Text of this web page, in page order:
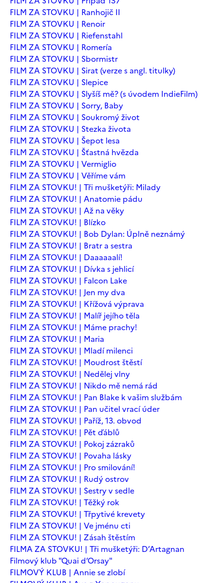
FILM ZA STOVKU | Ranhojič II
FILM ZA STOVKU | Renoir
FILM ZA STOVKU | Riefenstahl
FILM ZA STOVKU | Romería
FILM ZA STOVKU | Sbormistr
FILM ZA STOVKU | Sirat (verze s angl. titulky)
FILM ZA STOVKU | Slepice
FILM ZA STOVKU | Slyšíš mě? (s úvodem IndieFilm)
FILM ZA STOVKU | Sorry, Baby
FILM ZA STOVKU | Soukromý život
FILM ZA STOVKU | Stezka života
FILM ZA STOVKU | Šepot lesa
FILM ZA STOVKU | Šťastná hvězda
FILM ZA STOVKU | Vermiglio
FILM ZA STOVKU | Věříme vám
FILM ZA STOVKU! | Tři mušketýři: Milady
FILM ZA STOVKU! | Anatomie pádu
FILM ZA STOVKU! | Až na věky
FILM ZA STOVKU! | Blízko
FILM ZA STOVKU! | Bob Dylan: Úplně neznámý
FILM ZA STOVKU! | Bratr a sestra
FILM ZA STOVKU! | Daaaaaalí!
FILM ZA STOVKU! | Dívka s jehlicí
FILM ZA STOVKU! | Falcon Lake
FILM ZA STOVKU! | Jen my dva
FILM ZA STOVKU! | Křížová výprava
FILM ZA STOVKU! | Malíř jejího těla
FILM ZA STOVKU! | Máme prachy!
FILM ZA STOVKU! | Maria
FILM ZA STOVKU! | Mladí milenci
FILM ZA STOVKU! | Moudrost štěstí
FILM ZA STOVKU! | Nedělej vlny
FILM ZA STOVKU! | Nikdo mě nemá rád
FILM ZA STOVKU! | Pan Blake k vašim službám
FILM ZA STOVKU! | Pan učitel vrací úder
FILM ZA STOVKU! | Paříž, 13. obvod
FILM ZA STOVKU! | Pět ďáblů
FILM ZA STOVKU! | Pokoj zázraků
FILM ZA STOVKU! | Povaha lásky
FILM ZA STOVKU! | Pro smilování!
FILM ZA STOVKU! | Rudý ostrov
FILM ZA STOVKU! | Sestry v sedle
FILM ZA STOVKU! | Těžký rok
FILM ZA STOVKU! | Třpytivé krevety
FILM ZA STOVKU! | Ve jménu cti
FILM ZA STOVKU! | Zásah štěstím
FILMA ZA STOVKU! | Tři mušketýři: D’Artagnan
Filmový klub "Quai d’Orsay"
FILMOVÝ KLUB | Annie se zlobí